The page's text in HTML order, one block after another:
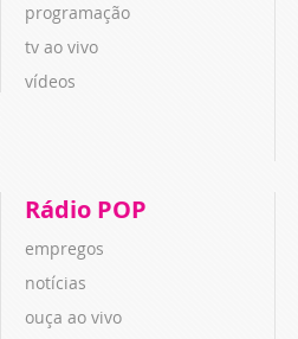
programação
tv ao vivo
vídeos
Rádio POP
empregos
notícias
ouça ao vivo